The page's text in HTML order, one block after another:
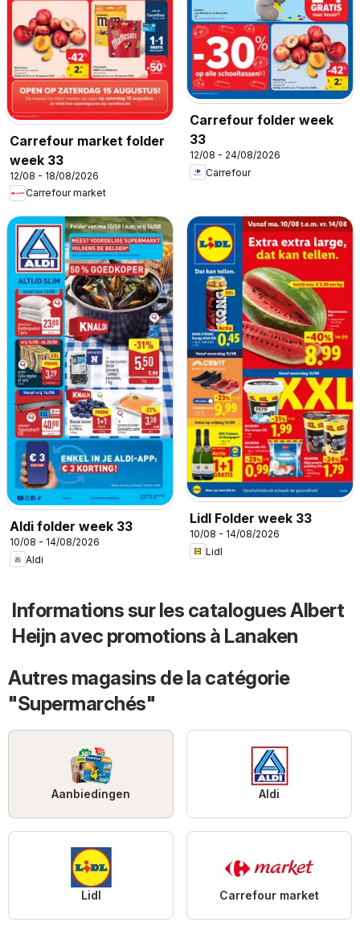
Carrefour market folder
week 33
12/08 - 18/08/2026
Carrefour market
Carrefour folder week
33
12/08 - 24/08/2026
Carrefour
Aldi folder week 33
10/08 - 14/08/2026
Aldi
Lidl Folder week 33
10/08 - 14/08/2026
Lidl
Informations sur les catalogues Albert
Heijn avec promotions à Lanaken
Autres magasins de la catégorie
"Supermarchés"
Aanbiedingen Aldi
Lidl Carrefour market